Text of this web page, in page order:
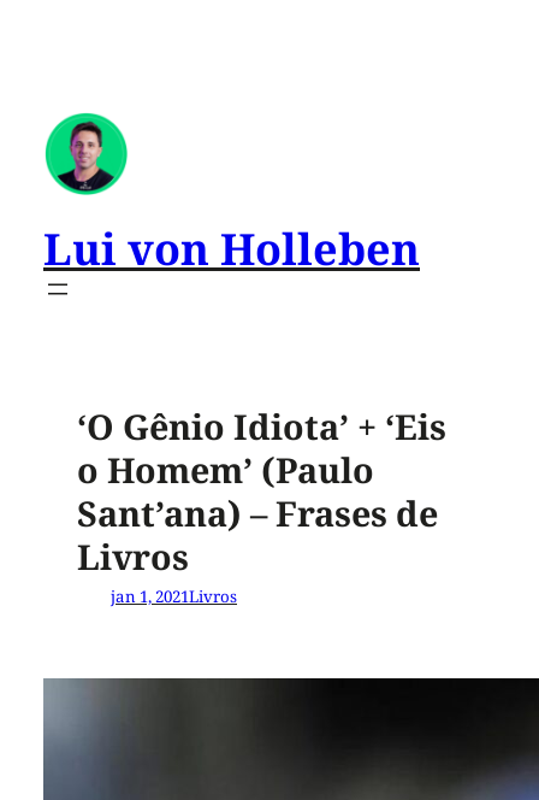
Lui von Holleben
‘O Gênio Idiota’ + ‘Eis
o Homem’ (Paulo
Sant’ana) – Frases de
Livros
jan 1, 2021Livros